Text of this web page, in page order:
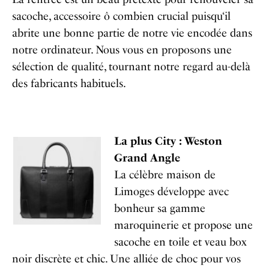
sacoche, accessoire ô combien crucial puisqu‘il
abrite une bonne partie de notre vie encodée dans
notre ordinateur. Nous vous en proposons une
sélection de qualité, tournant notre regard au-delà
des fabricants habituels.
La plus City : Weston
Grand Angle
La célèbre maison de
Limoges développe avec
bonheur sa gamme
maroquinerie et propose une
sacoche en toile et veau box
noir discrète et chic. Une alliée de choc pour vos